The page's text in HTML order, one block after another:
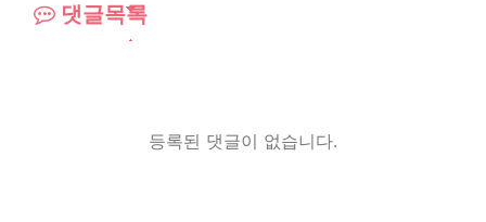
댓글목록
등록된 댓글이 없습니다.